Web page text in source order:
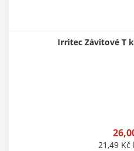
Irritec Závitové T
21,49 Kč